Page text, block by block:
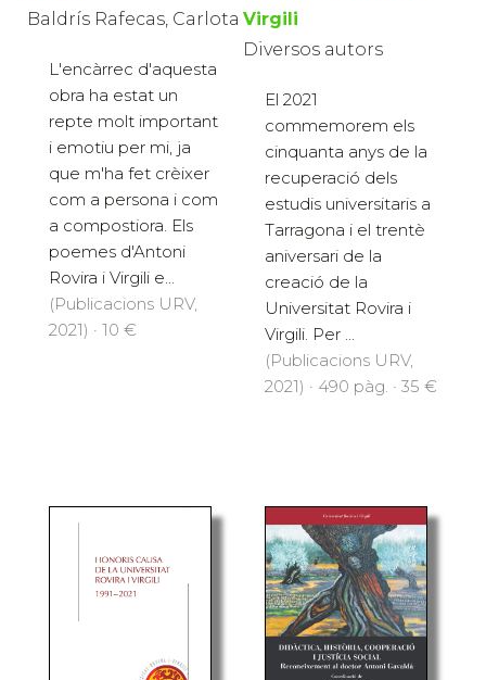
Baldrís Rafecas, Carlota
L'encàrrec d'aquesta
obra ha estat un
repte molt important
i emotiu per mi, ja
que m'ha fet crèixer
com a persona i com
a compostiora. Els
poemes d'Antoni
Rovira i Virgili e...
(Publicacions URV,
2021) · 10 €
Virgili
Diversos autors
El 2021
commemorem els
cinquanta anys de la
recuperació dels
estudis universitaris a
Tarragona i el trentè
aniversari de la
creació de la
Universitat Rovira i
Virgili. Per ...
(Publicacions URV,
2021) · 490 pàg. · 35 €